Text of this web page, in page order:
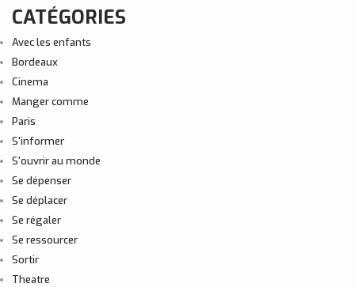
CATÉGORIES
Avec les enfants
Bordeaux
Cinema
Manger comme
Paris
S'informer
S'ouvrir au monde
Se dépenser
Se déplacer
Se régaler
Se ressourcer
Sortir
Theatre